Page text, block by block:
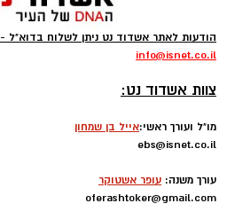
הודעות לאתר אשדוד נט ניתן לשלוח בדוא"ל -
info@isnet.co.il
צוות אשדוד נט:
מו"ל ועורך ראשי:אייל בן שמחון
ebs@isnet.co.il
עורך משנה: עופר אשטוקר
oferashtoker@gmail.com